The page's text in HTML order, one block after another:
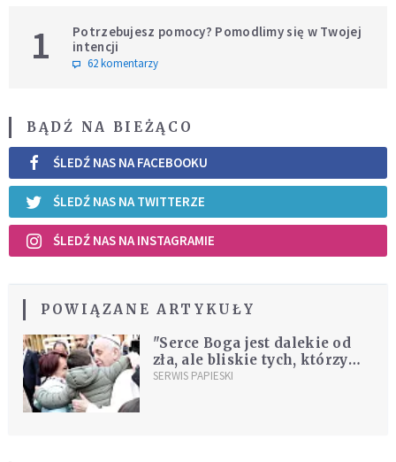
1
Potrzebujesz pomocy? Pomodlimy się w Twojej
intencji
62 komentarzy
BĄDŹ NA BIEŻĄCO
ŚLEDŹ NAS NA FACEBOOKU
ŚLEDŹ NAS NA TWITTERZE
ŚLEDŹ NAS NA INSTAGRAMIE
POWIĄZANE ARTYKUŁY
"Serce Boga jest dalekie od
zła, ale bliskie tych, którzy
cierpią"
SERWIS PAPIESKI